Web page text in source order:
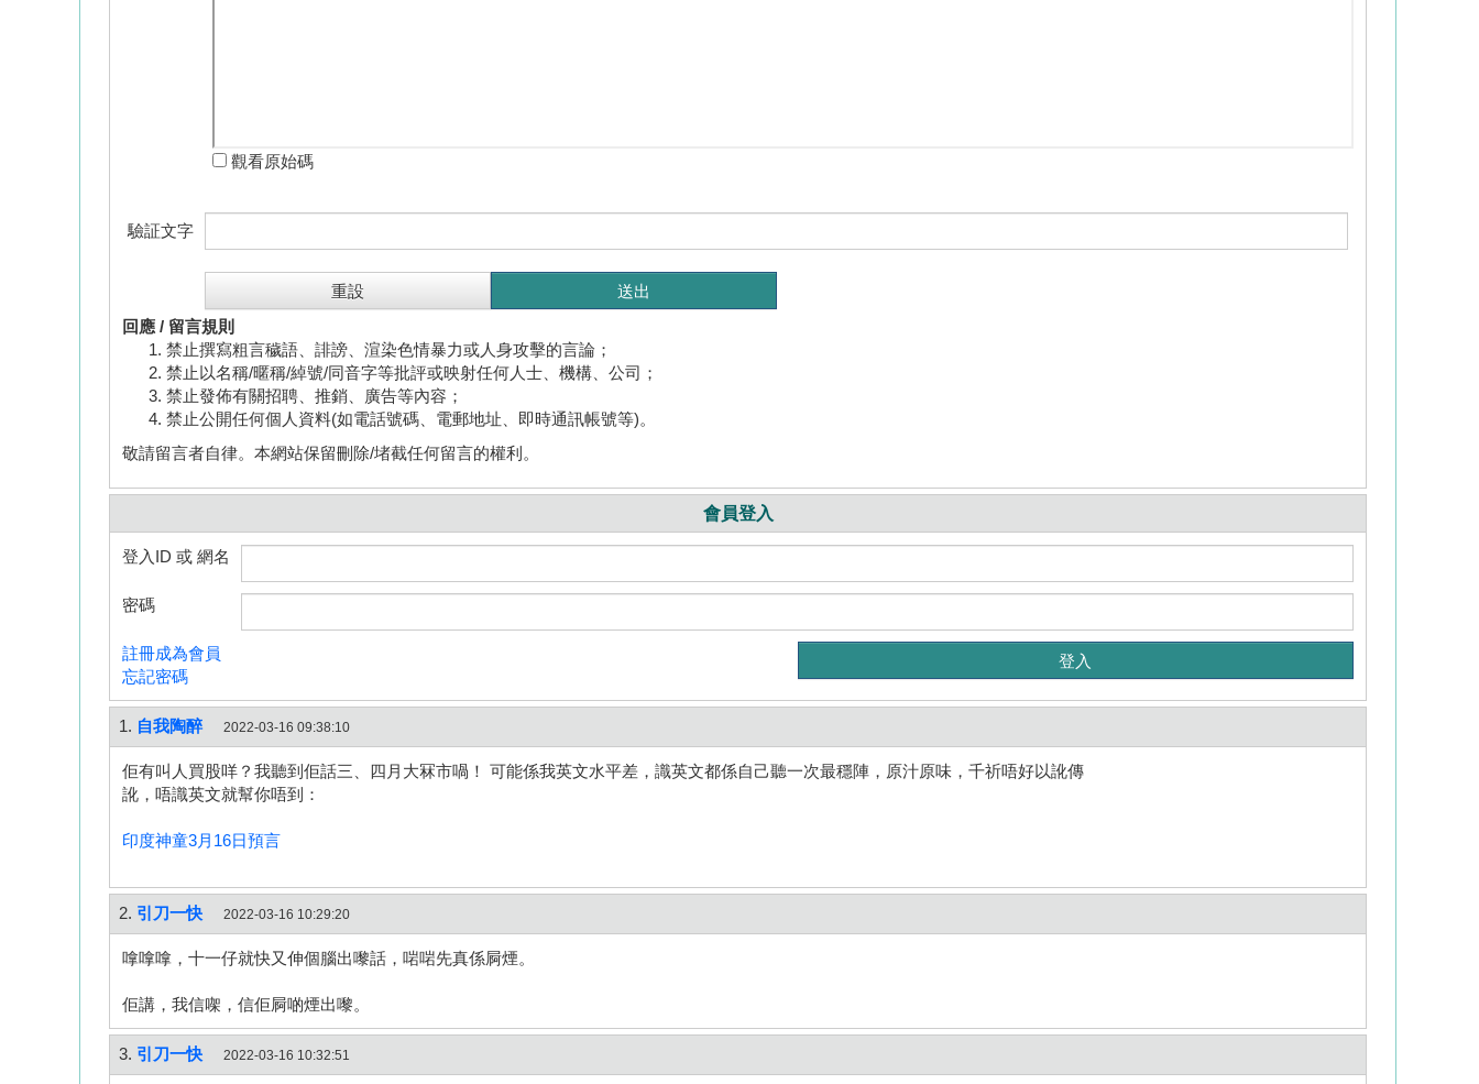
觀看原始碼
驗証文字
回應 / 留言規則
禁止撰寫粗言穢語、誹謗、渲染色情暴力或人身攻擊的言論；
禁止以名稱/暱稱/綽號/同音字等批評或映射任何人士、機構、公司；
禁止發佈有關招聘、推銷、廣告等內容；
禁止公開任何個人資料(如電話號碼、電郵地址、即時通訊帳號等)。
敬請留言者自律。本網站保留刪除/堵截任何留言的權利。
會員登入
登入ID 或 網名
密碼
註冊成為會員
忘記密碼
1. 自我陶醉 2022-03-16 09:38:10
佢有叫人買股咩？我聽到佢話三、四月大冧市喎！ 可能係我英文水平差，識英文都係自己聽一次最穩陣，原汁原味，千祈唔好以訛傳
訛，唔識英文就幫你唔到：
印度神童3月16日預言
2. 引刀一快 2022-03-16 10:29:20
嗱嗱嗱，十一仔就快又伸個腦出嚟話，啱啱先真係屙煙。
佢講，我信㗎，信佢屙啲煙出嚟。
3. 引刀一快 2022-03-16 10:32:51